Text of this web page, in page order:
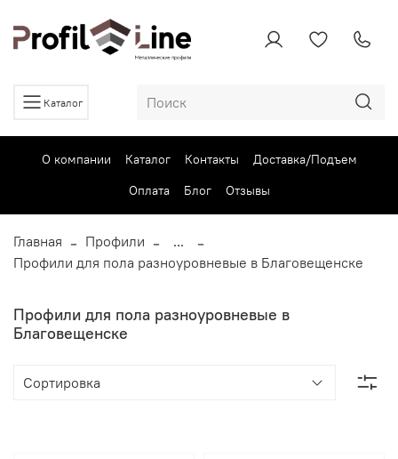
Каталог
О компании Каталог Контакты
Доставка/Подъем
Оплата
Блог Отзывы
Главная Профили
...
Профили для пола разноуровневые в Благовещенске
Профили для пола разноуровневые в
Благовещенске